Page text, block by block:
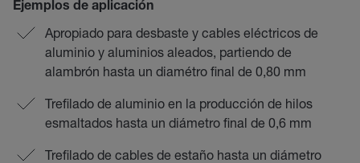
Ejemplos de aplicación
Apropiado para desbaste y cables eléctricos de
aluminio y aluminios aleados, partiendo de
alambrón hasta un diamétro final de 0,80 mm
Trefilado de aluminio en la producción de hilos
esmaltados hasta un diámetro final de 0,6 mm
Trefilado de cables de estaño hasta un diámetro